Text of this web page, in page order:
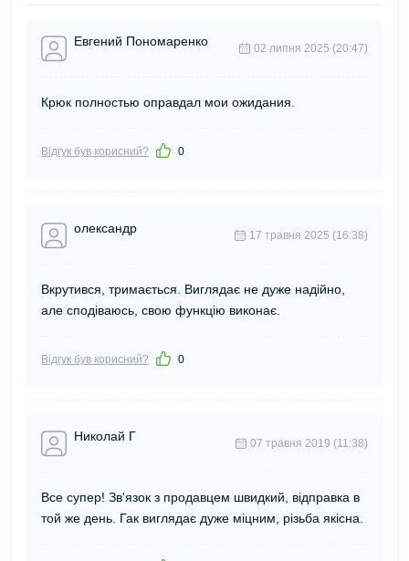
Евгений Пономаренко 02 липня 2025 (20:47)
Крюк полностью оправдал мои ожидания.
Відгук був корисний? 0
олександр 17 травня 2025 (16:38)
Вкрутився, тримається. Виглядає не дуже надійно,
але сподіваюсь, свою функцію виконає.
Відгук був корисний? 0
Николай Г 07 травня 2019 (11:38)
Все супер! Зв'язок з продавцем швидкий, відправка в
той же день. Гак виглядає дуже міцним, різьба якісна.